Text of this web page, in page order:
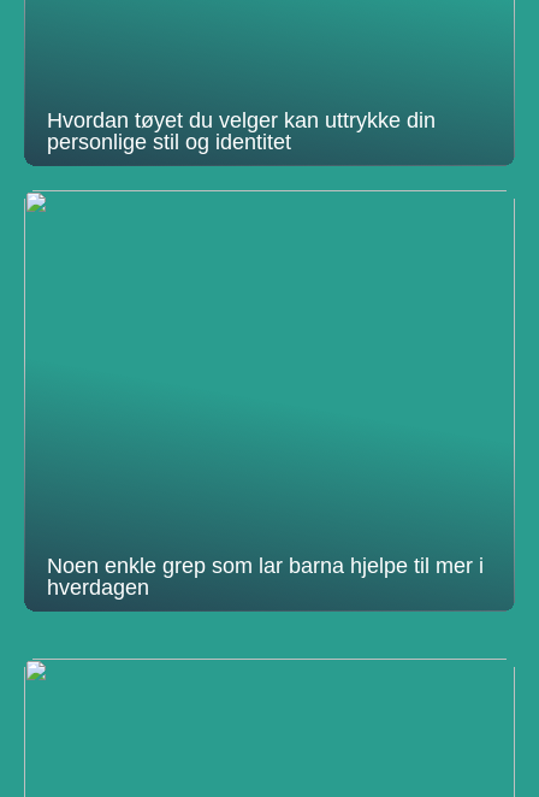
Hvordan tøyet du velger kan uttrykke din
personlige stil og identitet
Noen enkle grep som lar barna hjelpe til mer i
hverdagen